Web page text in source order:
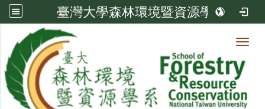
臺灣大學森林環境暨資源學系
系所成員